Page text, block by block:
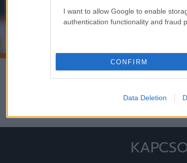
I want to allow Google to enable
authentication functionality and fraud
CONFIRM
Data Deletion